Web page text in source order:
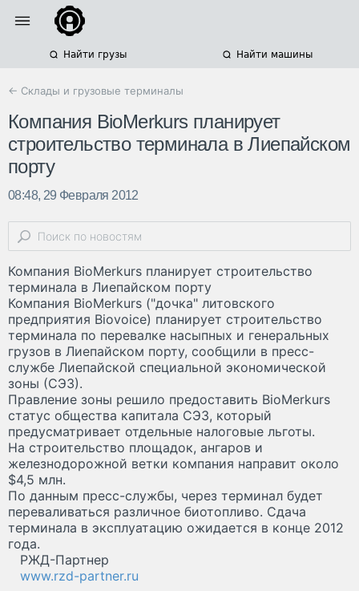
Найти грузы Найти машины
← Склады и грузовые терминалы
Компания BioMerkurs планирует
строительство терминала в Лиепайском
порту
08:48, 29 Февраля 2012
Компания BioMerkurs планирует строительство
терминала в Лиепайском порту
Компания BioMerkurs ("дочка" литовского
предприятия Biovoice) планирует строительство
терминала по перевалке насыпных и генеральных
грузов в Лиепайском порту, сообщили в пресс-
службе Лиепайской специальной экономической
зоны (СЭЗ).
Правление зоны решило предоставить BioMerkurs
статус общества капитала СЭЗ, который
предусматривает отдельные налоговые льготы.
На строительство площадок, ангаров и
железнодорожной ветки компания направит около
$4,5 млн.
По данным пресс-службы, через терминал будет
переваливаться различное биотопливо. Сдача
терминала в эксплуатацию ожидается в конце 2012
года.
РЖД-Партнер
www.rzd-partner.ru